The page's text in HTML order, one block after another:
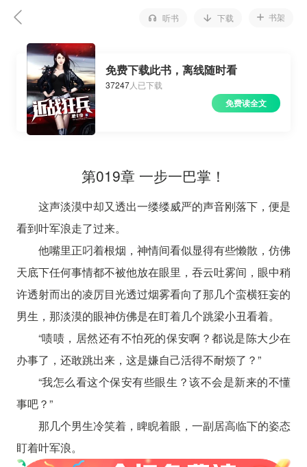
听书 下载 书架
免费下载此书，离线随时看
37247人已下载
免费读全文
第019章 一步一巴掌！
这声淡漠中却又透出一缕缕威严的声音刚落下，便是
看到叶军浪走了过来。
他嘴里正叼着根烟，神情间看似显得有些懒散，仿佛
天底下任何事情都不被他放在眼里，吞云吐雾间，眼中稍
许透射而出的凌厉目光透过烟雾看向了那几个蛮横狂妄的
男生，那淡漠的眼神仿佛是在盯着几个跳梁小丑看着。
“啧啧，居然还有不怕死的保安啊？都说是陈大少在
办事了，还敢跳出来，这是嫌自己活得不耐烦了？”
“我怎么看这个保安有些眼生？该不会是新来的不懂
事吧？”
那几个男生冷笑着，睥睨着眼，一副居高临下的姿态
盯着叶军浪。